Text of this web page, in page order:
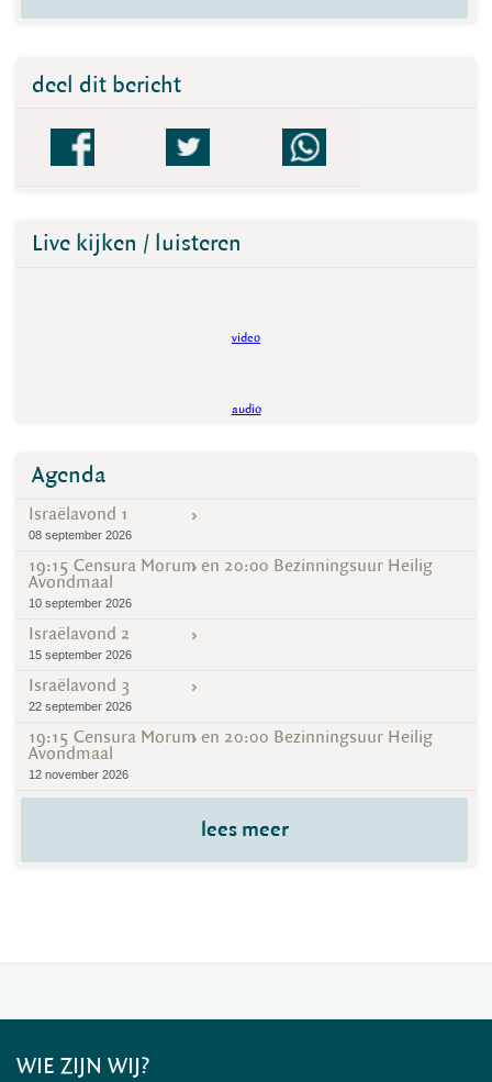
deel dit bericht
Live kijken / luisteren
video
audio
Agenda
Israëlavond 1
08 september 2026
19:15 Censura Morum en 20:00 Bezinningsuur Heilig
Avondmaal
10 september 2026
Israëlavond 2
15 september 2026
Israëlavond 3
22 september 2026
19:15 Censura Morum en 20:00 Bezinningsuur Heilig
Avondmaal
12 november 2026
lees meer
WIE ZIJN WIJ?